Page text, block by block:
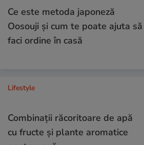
Ce este metoda japoneză
Oosouji și cum te poate ajuta să
faci ordine în casă
Lifestyle
Combinaţii răcoritoare de apă
cu fructe şi plante aromatice